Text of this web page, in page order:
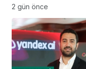
altyapısına dönüştü
2 gün önce